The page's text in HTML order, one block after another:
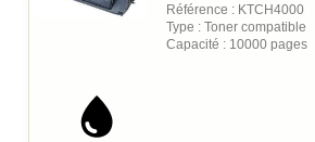
Référence : KTCH4000
Type : Toner compatible
Capacité : 10000 pages